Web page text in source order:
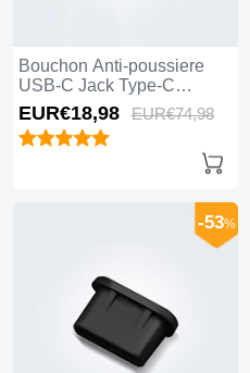
Bouchon Anti-poussiere
USB-C Jack Type-C
Universel 5PCS Blanc
EUR€18,98 EUR€74,98
-53%